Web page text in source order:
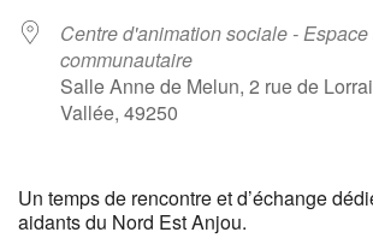
Centre d'animation sociale -
communautaire
Salle Anne de Melun, 2 rue de
Vallée, 49250
Un temps de rencontre et d’échange
aidants du Nord Est Anjou.